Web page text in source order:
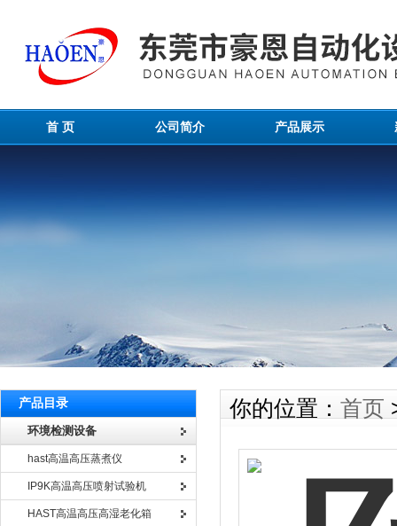
首 页 公司简介 产品展示
产品目录
环境检测设备
hast高温高压蒸煮仪
IP9K高温高压喷射试验机
HAST高温高压高湿老化箱
你的位置： 首页